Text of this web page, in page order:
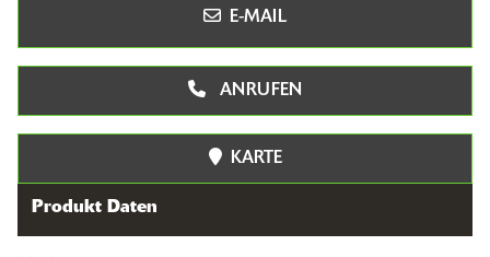
E-MAIL
ANRUFEN
KARTE
Produkt Daten